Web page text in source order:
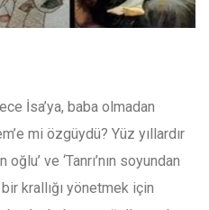
İsa’ya, baba olmadan
mi özgüydü? Yüz yıllardır
oğlu’ ve ‘Tanrı’nın soyundan
krallığı yönetmek için